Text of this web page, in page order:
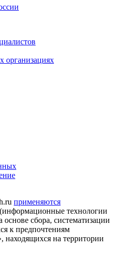
организациях
применяются
(информационные технологии
сбора, систематизации
к предпочтениям
находящихся на территории